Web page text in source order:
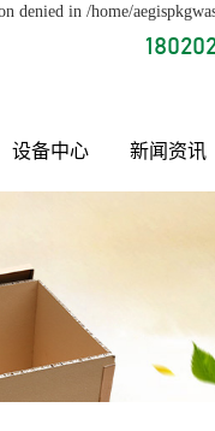
denied in /home/
设备中心 新闻资讯